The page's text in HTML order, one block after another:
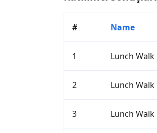
# Name
1 Lunch Walk
2 Lunch Walk
3 Lunch Walk